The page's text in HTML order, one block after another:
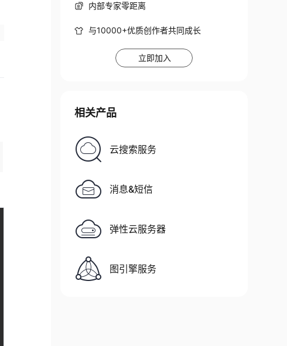
内部专家零距离
与10000+优质创作者共同成长
立即加入
相关产品
云搜索服务
消息&短信
弹性云服务器
图引擎服务